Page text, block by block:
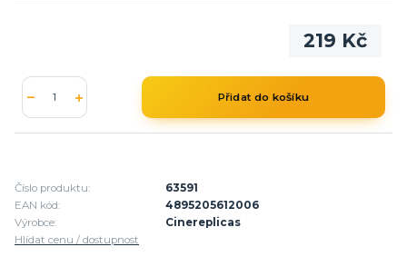
219 Kč
Přidat do košíku
Číslo produktu:
63591
EAN kód:
4895205612006
Výrobce:
Cinereplicas
Hlídat cenu / dostupnost